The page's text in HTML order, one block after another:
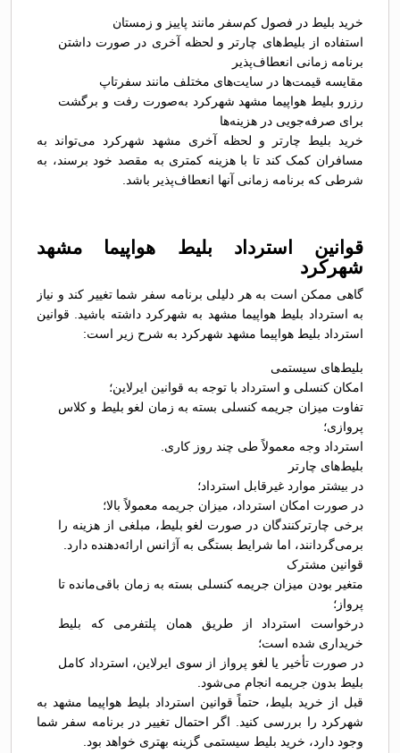
خرید بلیط در فصول کم‌سفر مانند پاییز و زمستان
استفاده از بلیط‌های چارتر و لحظه آخری در صورت داشتن
برنامه زمانی انعطاف‌پذیر
مقایسه قیمت‌ها در سایت‌های مختلف مانند سفرتاپ
رزرو بلیط هواپیما مشهد شهرکرد به‌صورت رفت و برگشت
برای صرفه‌جویی در هزینه‌ها
خرید بلیط چارتر و لحظه آخری مشهد شهرکرد می‌تواند به
مسافران کمک کند تا با هزینه کمتری به مقصد خود برسند، به
شرطی که برنامه زمانی آنها انعطاف‌پذیر باشد.
قوانین استرداد بلیط هواپیما مشهد
شهرکرد
گاهی ممکن است به هر دلیلی برنامه سفر شما تغییر کند و نیاز
به استرداد بلیط هواپیما مشهد به شهرکرد داشته باشید. قوانین
استرداد بلیط هواپیما مشهد شهرکرد به شرح زیر است:
بلیط‌های سیستمی
امکان کنسلی و استرداد با توجه به قوانین ایرلاین؛
تفاوت میزان جریمه کنسلی بسته به زمان لغو بلیط و کلاس
پروازی؛
استرداد وجه معمولاً طی چند روز کاری.
بلیط‌های چارتر
در بیشتر موارد غیرقابل استرداد؛
در صورت امکان استرداد، میزان جریمه معمولاً بالا؛
برخی چارترکنندگان در صورت لغو بلیط، مبلغی از هزینه را
برمی‌گردانند، اما شرایط بستگی به آژانس ارائه‌دهنده دارد.
قوانین مشترک
متغیر بودن میزان جریمه کنسلی بسته به زمان باقی‌مانده تا
پرواز؛
درخواست استرداد از طریق همان پلتفرمی که بلیط
خریداری شده است؛
در صورت تأخیر یا لغو پرواز از سوی ایرلاین، استرداد کامل
بلیط بدون جریمه انجام می‌شود.
قبل از خرید بلیط، حتماً قوانین استرداد بلیط هواپیما مشهد به
شهرکرد را بررسی کنید. اگر احتمال تغییر در برنامه سفر شما
وجود دارد، خرید بلیط سیستمی گزینه بهتری خواهد بود.